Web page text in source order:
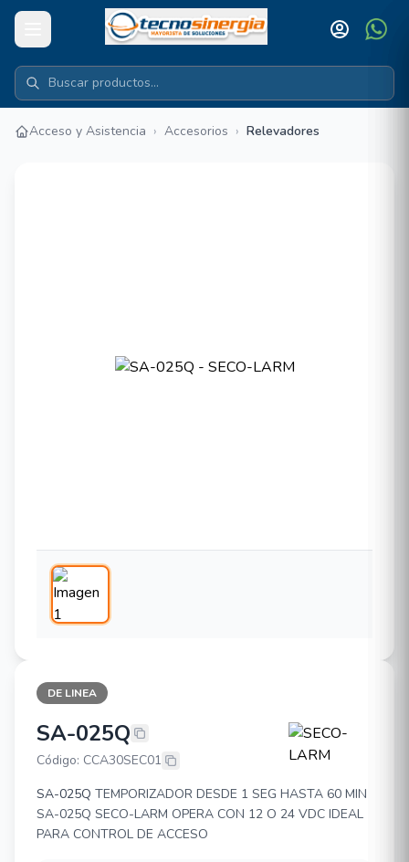
Acceso y Asistencia › Accesorios › Relevadores
DE LINEA
SECO-LARM SA-025Q
SA-025Q
Código: CCA30SEC01
SA-025Q TEMPORIZADOR DESDE 1 SEG HASTA 60 MIN
SA-025Q SECO-LARM OPERA CON 12 O 24 VDC IDEAL
PARA CONTROL DE ACCESO